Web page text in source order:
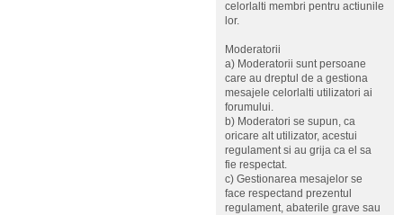
celorlalti membri pentru actiunile
lor.
Moderatorii
a) Moderatorii sunt persoane
care au dreptul de a gestiona
mesajele celorlalti utilizatori ai
forumului.
b) Moderatori se supun, ca
oricare alt utilizator, acestui
regulament si au grija ca el sa
fie respectat.
c) Gestionarea mesajelor se
face respectand prezentul
regulament, abaterile grave sau